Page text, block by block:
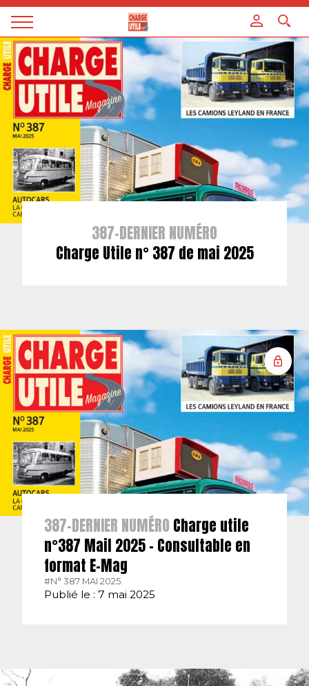
Magazine
Charge
utile
387-DERNIER NUMÉRO
Charge Utile n° 387 de mai 2025
387-DERNIER NUMÉRO Charge utile
n°387 Mail 2025 – Consultable en
format E-Mag
#N° 387 MAI 2025.
Publié le : 7 mai 2025
Panneau de gestion des cookies